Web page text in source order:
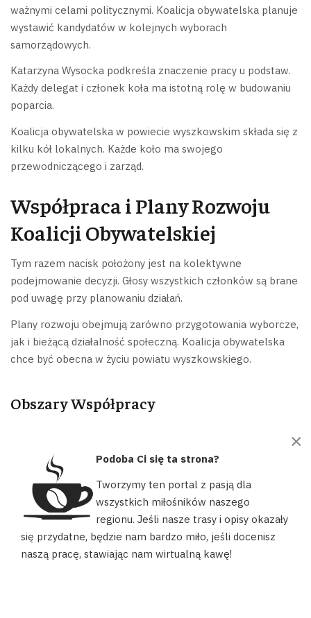
ważnymi celami politycznymi. Koalicja obywatelska planuje
wystawić kandydatów w kolejnych wyborach
samorządowych.
Katarzyna Wysocka podkreśla znaczenie pracy u podstaw.
Każdy delegat i członek koła ma istotną rolę w budowaniu
poparcia.
Koalicja obywatelska w powiecie wyszkowskim składa się z
kilku kół lokalnych. Każde koło ma swojego
przewodniczącego i zarząd.
Współpraca i Plany Rozwoju
Koalicji Obywatelskiej
Tym razem nacisk położony jest na kolektywne
podejmowanie decyzji. Głosy wszystkich członków są brane
pod uwagę przy planowaniu działań.
Plany rozwoju obejmują zarówno przygotowania wyborcze,
jak i bieżącą działalność społeczną. Koalicja obywatelska
chce być obecna w życiu powiatu wyszkowskiego.
Obszary Współpracy
Regionalna: Z zarządem Mazowsza i Jan Grabiec
Krajowa:
Z centralnymi strukturami Koalicji
Obywatelskiej
Społeczna:Z organizacjami pozarządowymi i
mieszkańcami
Nasz portal używa plików cookies, aby ułatwić Ci korzystanie z
naszych zasobów, dopasować treści do Twoich potrzeb oraz w
celach statystycznych. Możesz określić warunki przechowywania
×
Podoba Ci się ta strona?
Tworzymy ten portal z pasją dla
wszystkich miłośników naszego
regionu. Jeśli nasze trasy i opisy okazały
się przydatne, będzie nam bardzo miło, jeśli docenisz
naszą pracę, stawiając nam wirtualną kawę!